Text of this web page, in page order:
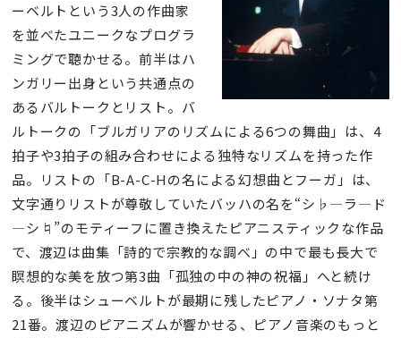
ーベルトという3人の作曲家
を並べたユニークなプログラ
ミングで聴かせる。前半はハ
ンガリー出身という共通点の
あるバルトークとリスト。バ
ルトークの「ブルガリアのリズムによる6つの舞曲」は、4
拍子や3拍子の組み合わせによる独特なリズムを持った作
品。リストの「B-A-C-Hの名による幻想曲とフーガ」は、
文字通りリストが尊敬していたバッハの名を“シ♭―ラ―ド
―シ♮”のモティーフに置き換えたピアニスティックな作品
で、渡辺は曲集「詩的で宗教的な調べ」の中で最も長大で
瞑想的な美を放つ第3曲「孤独の中の神の祝福」へと続け
る。後半はシューベルトが最期に残したピアノ・ソナタ第
21番。渡辺のピアニズムが響かせる、ピアノ音楽のもっと